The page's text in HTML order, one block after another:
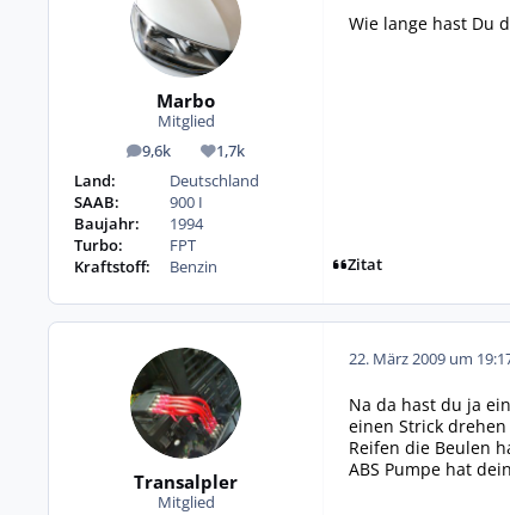
Marbo
Mitglied
9,6k
Beiträge 1,7k
Reputation
Land:
Deutschland
SAAB:
900 I
Baujahr:
1994
Turbo:
FPT
Kraftstoff:
Benzin
Wie lange hast Du
Zitat
Transalpler
Mitglied
22. März 2009 um
Na da hast du ja
einen Strick
Reifen die Beulen
ABS Pumpe hat